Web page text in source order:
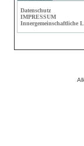
Datenschutz
IMPRESSUM
Innergemeinschaftliche